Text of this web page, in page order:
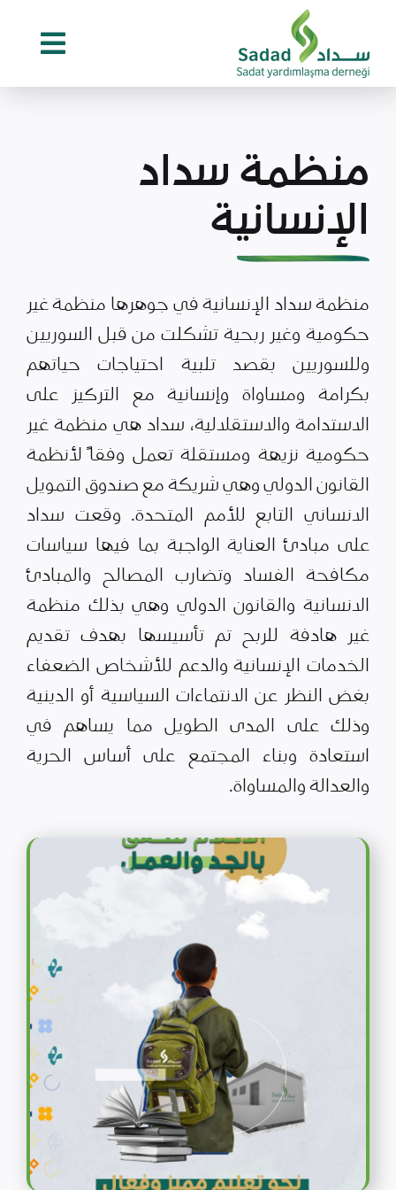
content
منظمة سداد
الإنسانية
منظمة سداد الإنسانية في جوهرها منظمة غير
حكومية وغير ربحية تشكلت من قبل السوريين
وللسوريين بقصد تلبية احتياجات حياتهم
بكرامة ومساواة وإنسانية مع التركيز على
الاستدامة والاستقلالية، سداد هي منظمة غير
حكومية نزيهة ومستقلة تعمل وفقاً لأنظمة
القانون الدولي وهي شريكة مع صندوق التمويل
الانساني التابع للأمم المتحدة. وقعت سداد
على مبادئ العناية الواجبة بما فيها سياسات
مكافحة الفساد وتضارب المصالح والمبادئ
الانسانية والقانون الدولي وهي بذلك منظمة
غير هادفة للربح تم تأسيسها بهدف تقديم
الخدمات الإنسانية والدعم للأشخاص الضعفاء
بغض النظر عن الانتماءات السياسية أو الدينية
وذلك على المدى الطويل مما يساهم في
استعادة وبناء المجتمع على أساس الحرية
والعدالة والمساواة.